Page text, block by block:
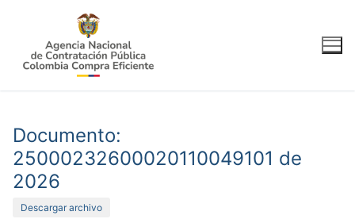
contenido
Documento:
25000232600020110049101 de
2026
Descargar archivo